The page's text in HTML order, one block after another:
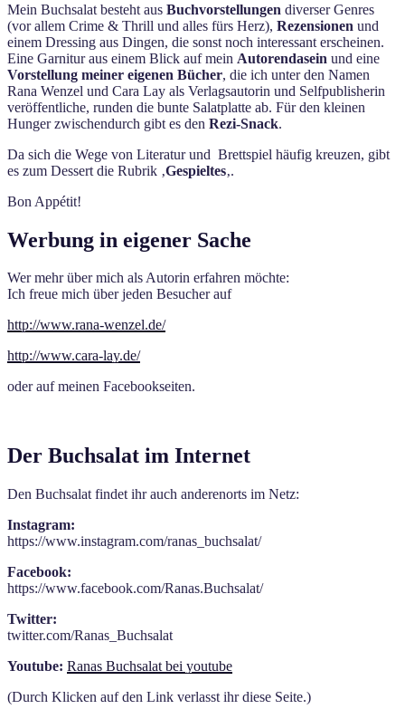
Mein Buchsalat besteht aus Buchvorstellungen diverser Genres
(vor allem Crime & Thrill und alles fürs Herz), Rezensionen und
einem Dressing aus Dingen, die sonst noch interessant erscheinen.
Eine Garnitur aus einem Blick auf mein Autorendasein und eine
Vorstellung meiner eigenen Bücher, die ich unter den Namen
Rana Wenzel und Cara Lay als Verlagsautorin und Selfpublisherin
veröffentliche, runden die bunte Salatplatte ab. Für den kleinen
Hunger zwischendurch gibt es den Rezi-Snack.
Da sich die Wege von Literatur und Brettspiel häufig kreuzen, gibt
es zum Dessert die Rubrik ‚Gespieltes‚.
Bon Appétit!
Werbung in eigener Sache
Wer mehr über mich als Autorin erfahren möchte:
Ich freue mich über jeden Besucher auf
http://www.rana-wenzel.de/
http://www.cara-lay.de/
oder auf meinen Facebookseiten.
Der Buchsalat im Internet
Den Buchsalat findet ihr auch anderenorts im Netz:
Instagram:
https://www.instagram.com/ranas_buchsalat/
Facebook:
https://www.facebook.com/Ranas.Buchsalat/
Twitter:
twitter.com/Ranas_Buchsalat
Youtube: Ranas Buchsalat bei youtube
(Durch Klicken auf den Link verlasst ihr diese Seite.)